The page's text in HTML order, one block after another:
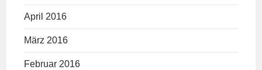
April 2016
März 2016
Februar 2016